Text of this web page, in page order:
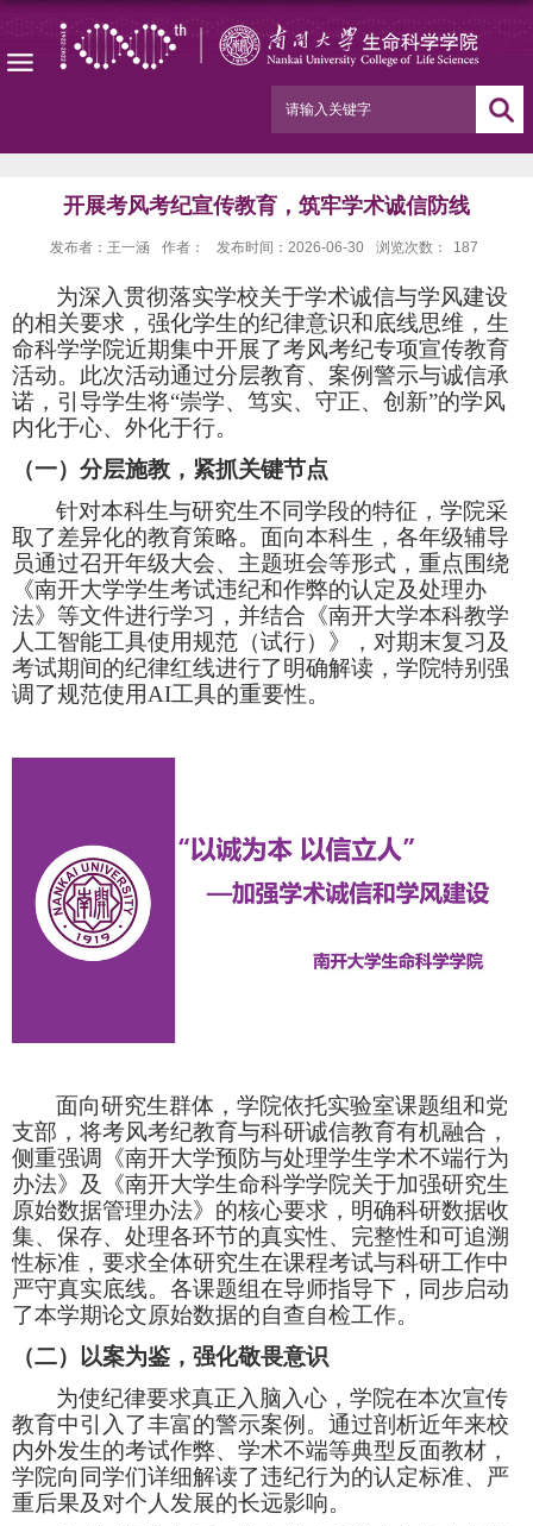
开展考风考纪宣传教育，筑牢学术诚信防线
发布者：王一涵 作者： 发布时间：2026-06-30 浏览次数： 187
为深入贯彻落实学校关于学术诚信与学风建设
的相关要求，强化学生的纪律意识和底线思维，生
命科学学院近期集中开展了考风考纪专项宣传教育
活动。此次活动通过分层教育、案例警示与诚信承
诺，引导学生将“崇学、笃实、守正、创新”的学风
内化于心、外化于行。
（一） 分层施教，紧抓关键节点
针对本科生与研究生不同学段的特征，学院采
取了差异化的教育策略。面向本科生，各年级辅导
员通过召开年级大会、 主题班会等形式，重点围绕
《南开大学学生考试违纪和作弊的认定及处理办
法》等文件进行学习，并结合《南开大学本科教学
人工智能工具使用规范（试行）》，对期末复习及
考试期间的纪律红线进行了明确解读， 学院特别强
调了规范使用AI工具的重要性。
面向研究生群体，学院依托实验室课题组和党
支部，将考风考纪教育与科研诚信教育有机融合，
侧重强调《南开大学预防与处理学生学术不端行为
办法》及《南开大学生命科学学院关于加强研究生
原始数据管理办法》的核心要求，明确科研数据收
集、保存、处理各环节的真实性、完整性和可追溯
性标准，要求全体研究生在课程考试与科研工作中
严守真实底线。各课题组在导师指导下，同步启动
了本学期论文原始数据的自查自检工作。
（二）以案为鉴，强化敬畏意识
为使纪律要求真正入脑入心，学院在本次宣传
教育中引入了丰富的警示案例。通过剖析近年来校
内外发生的考试作弊、学术不端等典型反面教材，
学院向同学们详细解读了违纪行为的认定标准、严
重后果及对个人发展的长远影响。